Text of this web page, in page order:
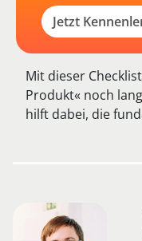
Jetzt
Mit dieser
Produkt« noch
hilft dabei, die